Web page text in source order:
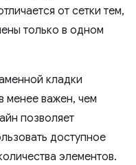
от сетки тем,
только в одном
кладки
менее важен, чем
позволяет
доступное
элементов.